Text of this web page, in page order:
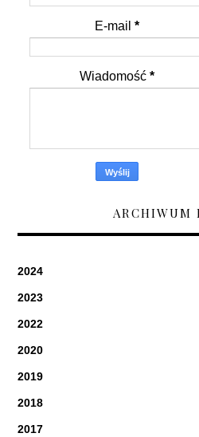
E-mail*
Wiadomość*
ARCHIWUM
2024
2023
2022
2020
2019
2018
2017